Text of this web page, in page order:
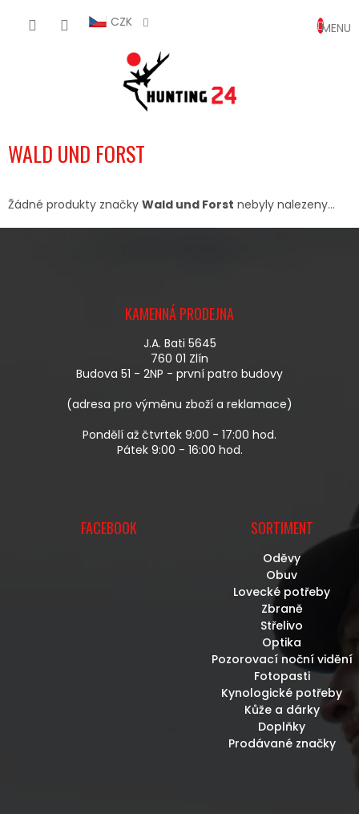
CZK
KOŠÍK
WALD UND FORST
Žádné produkty značky Wald und Forst nebyly nalezeny...
KAMENNÁ PRODEJNA
J.A. Bati 5645
760 01 Zlín
Budova 51 - 2NP - první patro budovy
(adresa pro výměnu zboží a reklamace)
Pondělí až čtvrtek 9:00 - 17:00 hod.
Pátek 9:00 - 16:00 hod.
FACEBOOK SORTIMENT
Oděvy
Obuv
Lovecké potřeby
Zbraně
Střelivo
Optika
Pozorovací noční vidění
Fotopasti
Kynologické potřeby
Kůže a dárky
Doplňky
Prodávané značky